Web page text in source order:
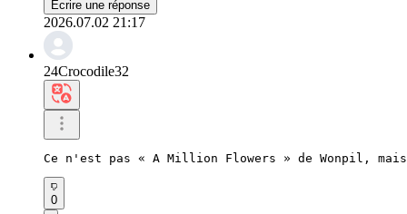
Écrire une réponse
2026.07.02 21:17
24Crocodile32
Ce n'est pas « A Million Flowers » de Wonpil,
0